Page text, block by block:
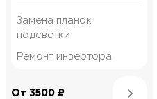
Замена планок
подсветки
Ремонт инвертора
От 3500 ₽